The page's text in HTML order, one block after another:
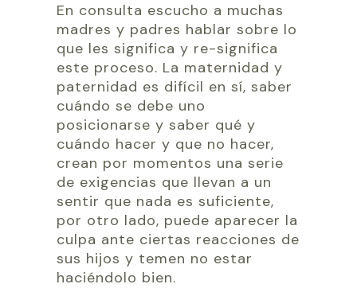
En consulta escucho a muchas
madres y padres hablar sobre lo
que les significa y re-significa
este proceso. La maternidad y
paternidad es difícil en sí, saber
cuándo se debe uno
posicionarse y saber qué y
cuándo hacer y que no hacer,
crean por momentos una serie
de exigencias que llevan a un
sentir que nada es suficiente,
por otro lado, puede aparecer la
culpa ante ciertas reacciones de
sus hijos y temen no estar
haciéndolo bien.